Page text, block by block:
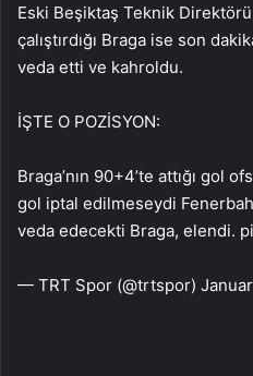
Eski Beşiktaş Teknik
çalıştırdığı Braga ise son
veda etti ve kahroldu.
İŞTE O POZİSYON:
Braga’nın 90+4’te attığı gol
gol iptal edilmeseydi
veda edecekti Braga, elendi.
— TRT Spor (@trtspor)